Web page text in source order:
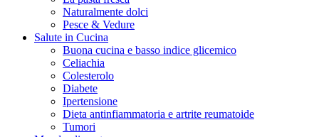
Naturalmente dolci
Pesce & Vedure
Salute in Cucina
Buona cucina e basso indice glicemico
Celiachia
Colesterolo
Diabete
Ipertensione
Dieta antinfiammatoria e artrite reumatoide
Tumori